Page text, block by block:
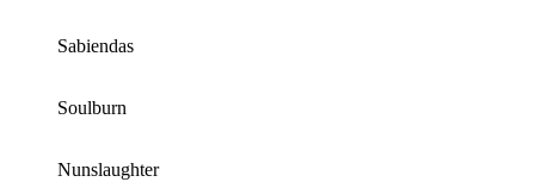
Sabiendas
Soulburn
Nunslaughter